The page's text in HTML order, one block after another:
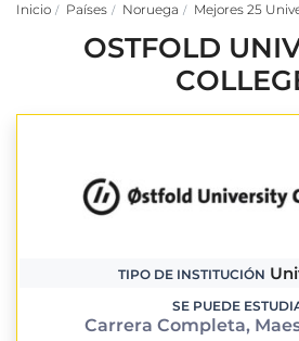
Inicio Países Noruega Mejores 25
OSTFOLD
TIPO DE INSTITUCIÓN
SE PUEDE
Carrera Completa,